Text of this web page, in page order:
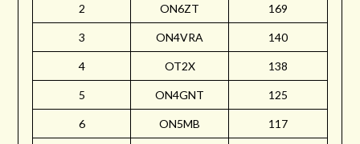
2 ON6ZT 169
3 ON4VRA 140
4 OT2X 138
5 ON4GNT 125
6 ON5MB 117